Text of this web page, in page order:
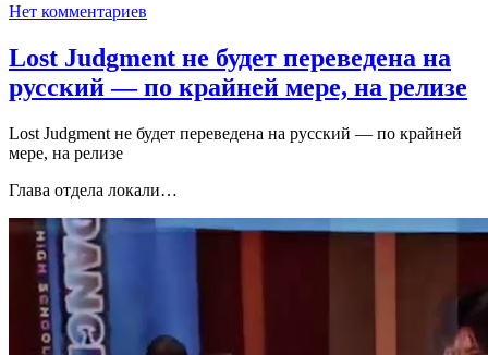
Нет комментариев
Lost Judgment не будет переведена на
русский — по крайней мере, на релизе
Lost Judgment не будет переведена на русский — по крайней
мере, на релизе
Глава отдела локали…